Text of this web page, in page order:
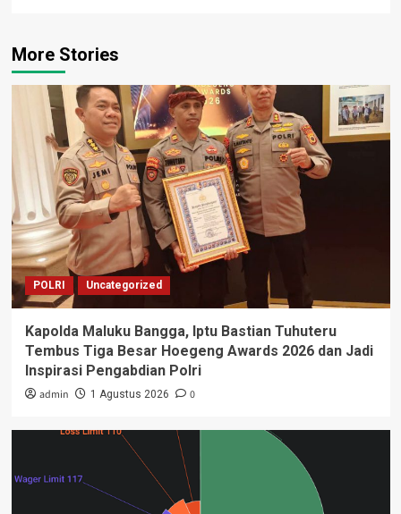
More Stories
POLRI Uncategorized
Kapolda Maluku Bangga, Iptu Bastian Tuhuteru
Tembus Tiga Besar Hoegeng Awards 2026 dan Jadi
Inspirasi Pengabdian Polri
admin 1 Agustus 2026 0